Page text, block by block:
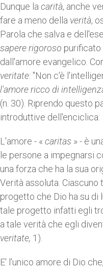
Dunque la carità, anche
fare a meno della verità,
Parola che salva e
sapere rigoroso
dall'amore evangelico.
veritate: "Non c'è
l'amore ricco di
(n. 30). Riprendo questo
introduttive dell'enciclica:
L'amore - « caritas » - è
le persone a impegnarsi
una forza che ha la sua
Verità assoluta. Ciascuno
progetto che Dio ha su di
tale progetto infatti egli
a tale verità che egli
veritate, 1).
E' l'unico amore di Dio